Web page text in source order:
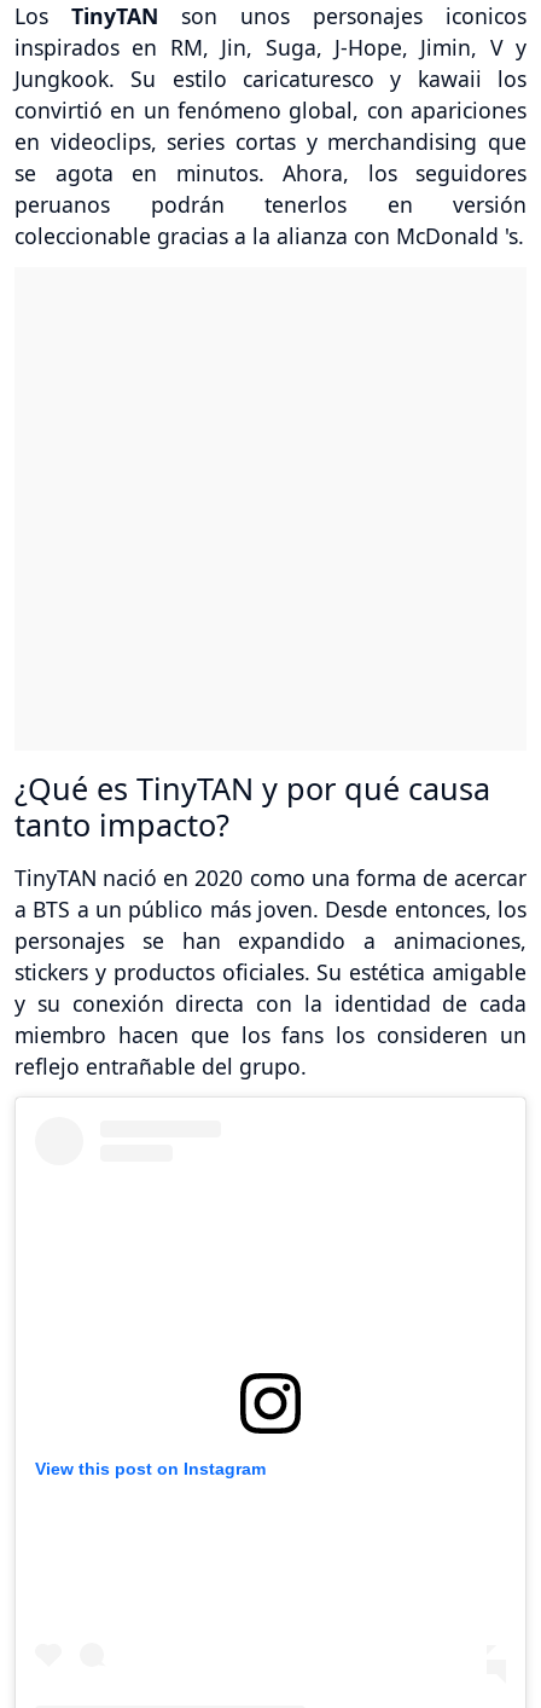
Los TinyTAN son unos personajes iconicos
inspirados en RM, Jin, Suga, J-Hope, Jimin, V y
Jungkook. Su estilo caricaturesco y kawaii los
convirtió en un fenómeno global, con apariciones
en videoclips, series cortas y merchandising que
se agota en minutos. Ahora, los seguidores
peruanos podrán tenerlos en versión
coleccionable gracias a la alianza con McDonald 's.
¿Qué es TinyTAN y por qué causa
tanto impacto?
TinyTAN nació en 2020 como una forma de acercar
a BTS a un público más joven. Desde entonces, los
personajes se han expandido a animaciones,
stickers y productos oficiales. Su estética amigable
y su conexión directa con la identidad de cada
miembro hacen que los fans los consideren un
reflejo entrañable del grupo.
View this post on Instagram